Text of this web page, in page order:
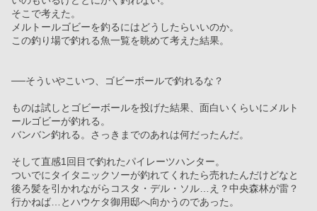
そこで考えた。
メルトールゴビーを釣るにはどうしたらいいのか。
この釣り場で釣れる魚一覧を眺めて考えた結果。
──そういやこいつ、ゴビーボールで釣れるな？
ものは試しとゴビーボールを投げた結果、面白いくらいにメルト
ールゴビーが釣れる。
バンバン釣れる。さっきまでのあれは何だったんだ。
そして直感1回目で釣れたパイレーツハンター。
ついでにタイタニックソーが釣れてくれたら売れたんだけどなと
後ろ髪を引かれながらコスタ・デル・ソル…え？中央森林が雷？
行かねば…とハウケタ御用邸へ向かうのであった。